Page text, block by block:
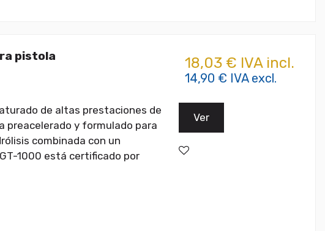
pistola
de altas prestaciones de
y formulado para
combinada con un
1000 está certificado por
18,03 € IVA incl.
14,90 € IVA excl.
Ver